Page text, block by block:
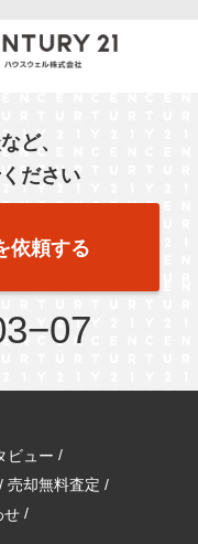
ど、
ださい
依頼する
ビュー
売却無料査定
せ